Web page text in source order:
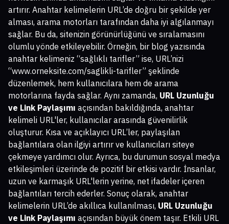
artırır. Anahtar kelimelerin URL’de doğru bir şekilde yer
alması, arama motorları tarafından daha iyi algılanmayı
sağlar. Bu da, sitenizin görünürlüğünü ve sıralamasını
olumlu yönde etkileyebilir. Örneğin, bir blog yazısında
anahtar kelimeniz “sağlıklı tarifler” ise, URL’nizi
“www.orneksite.com/saglikli-tarifler” şeklinde
düzenlemek, hem kullanıcılara hem de arama
motorlarına fayda sağlar. Aynı zamanda, URL Uzunluğu
ve Link Paylaşımı açısından bakıldığında, anahtar
kelimeli URL'ler, kullanıcılar arasında güvenilirlik
oluşturur. Kısa ve açıklayıcı URL’ler, paylaşılan
bağlantılara olan ilgiyi artırır ve kullanıcıları siteye
çekmeye yardımcı olur. Ayrıca, bu durumun sosyal medya
etkileşimleri üzerinde de pozitif bir etkisi vardır. İnsanlar,
uzun ve karmaşık URL'lerin yerine, net ifadeler içeren
bağlantıları tercih ederler. Sonuç olarak, anahtar
kelimelerin URL’de akıllıca kullanılması, URL Uzunluğu
ve Link Paylaşımı açısından büyük önem taşır. Etkili URL